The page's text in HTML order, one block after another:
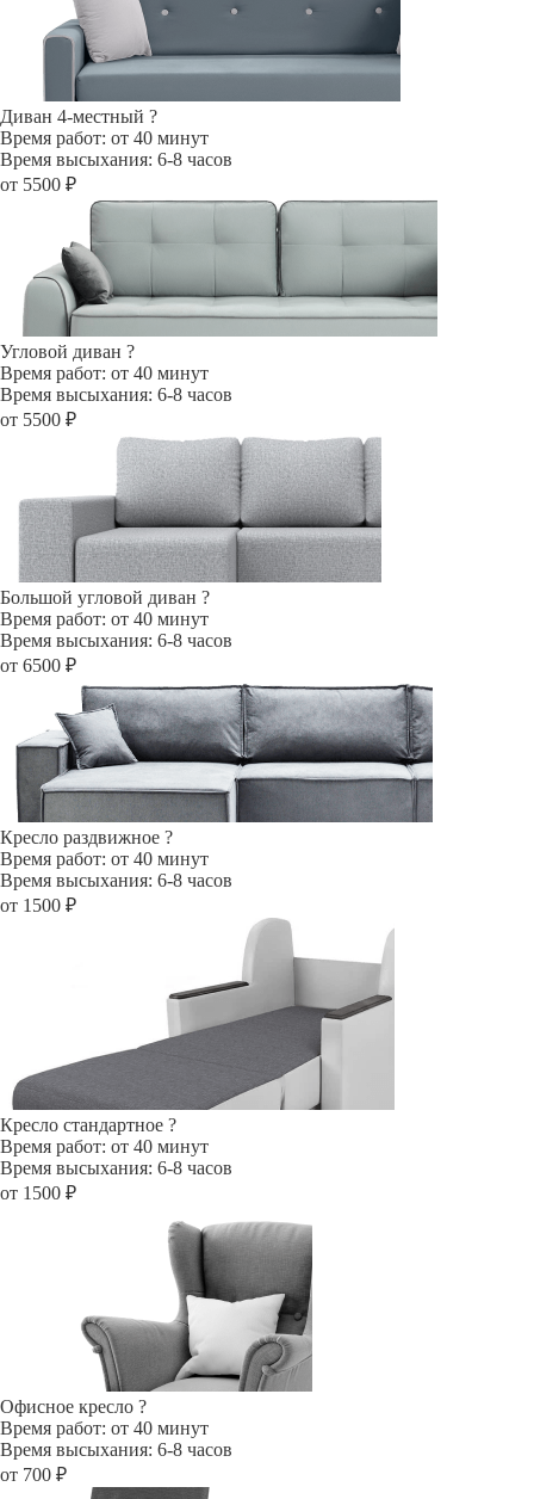
Диван 4-местный ?
Время работ: от 40 минут
Время высыхания: 6-8 часов
от 5500 ₽
Угловой диван ?
Время работ: от 40 минут
Время высыхания: 6-8 часов
от 5500 ₽
Большой угловой диван ?
Время работ: от 40 минут
Время высыхания: 6-8 часов
от 6500 ₽
Кресло раздвижное ?
Время работ: от 40 минут
Время высыхания: 6-8 часов
от 1500 ₽
Кресло стандартное ?
Время работ: от 40 минут
Время высыхания: 6-8 часов
от 1500 ₽
Офисное кресло ?
Время работ: от 40 минут
Время высыхания: 6-8 часов
от 700 ₽